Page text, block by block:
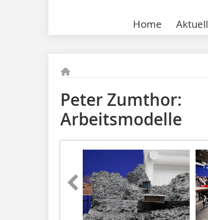
Home Aktuell
Peter Zumthor:
Arbeitsmodelle